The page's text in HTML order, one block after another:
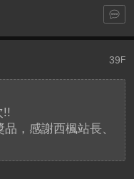
39F
!!
，感謝西楓站長、